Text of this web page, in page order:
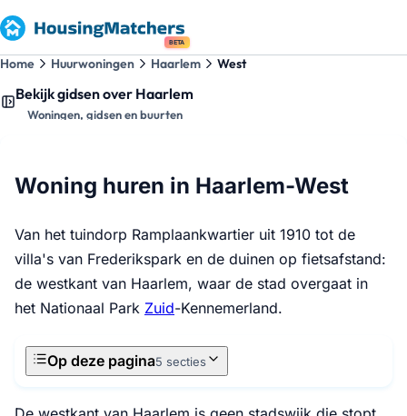
BETA
Home Huurwoningen Haarlem West
Bekijk gidsen over Haarlem
Woningen, gidsen en buurten
Woning huren in Haarlem-West
Van het tuindorp Ramplaankwartier uit 1910 tot de
villa's van Frederikspark en de duinen op fietsafstand:
de westkant van Haarlem, waar de stad overgaat in
het Nationaal Park Zuid-Kennemerland.
Op deze pagina5 secties